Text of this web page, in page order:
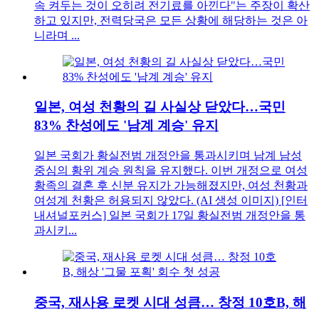
속 켜두는 것이 오히려 전기료를 아낀다"는 주장이 확산
하고 있지만, 전력당국은 모든 상황에 해당하는 것은 아
니라며 ...
일본, 여성 천황의 길 사실상 닫았다…국민
83% 찬성에도 '남계 계승' 유지
일본 국회가 황실전범 개정안을 통과시키며 남계 남성
중심의 황위 계승 원칙을 유지했다. 이번 개정으로 여성
황족의 결혼 후 신분 유지가 가능해졌지만, 여성 천황과
여성계 천황은 허용되지 않았다. (AI 생성 이미지) [인터
내셔널포커스] 일본 국회가 17일 황실전범 개정안을 통
과시키...
중국, 재사용 로켓 시대 성큼… 창정 10호B, 해